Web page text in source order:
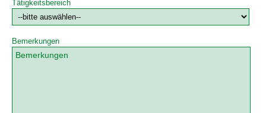
Tätigkeitsbereich
Bemerkungen